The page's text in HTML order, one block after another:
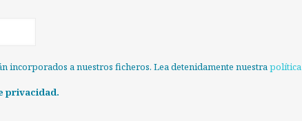
incorporados a nuestros ficheros. Lea detenidamente nuestra
privacidad.